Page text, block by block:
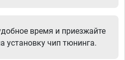
время и приезжайте
установку чип тюнинга.